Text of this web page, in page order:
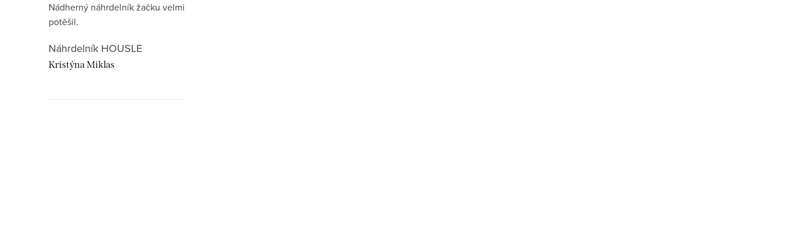
Nádherný náhrdelník žačku velmi
potěšil.
Náhrdelník HOUSLE
Kristýna Miklas